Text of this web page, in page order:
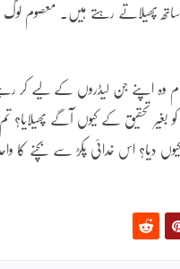
پھیلاتے رہتے ہیں۔ معصوم
کام وہ اپنے جن لیڈروں کے لیے
بغیر تحقیق کے کیوں آگے
دیا؟ اس خدائی پکڑ سے بچنے کا